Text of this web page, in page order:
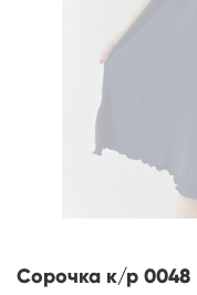
Сорочка к/р 0048